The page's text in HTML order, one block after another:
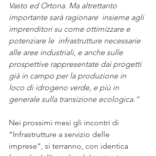
Vasto ed Ortona. Ma altrettanto
importante sarà ragionare  insieme agli
imprenditori su come ottimizzare e
potenziare le  infrastrutture necessarie
alle aree industriali, e anche sulle
prospettive rappresentate dai progetti
già in campo per la produzione in
loco di idrogeno verde, e più in
generale sulla transizione ecologica.”
Nei prossimi mesi gli incontri di
“Infrastrutture a servizio delle
imprese”, si terranno, con identica